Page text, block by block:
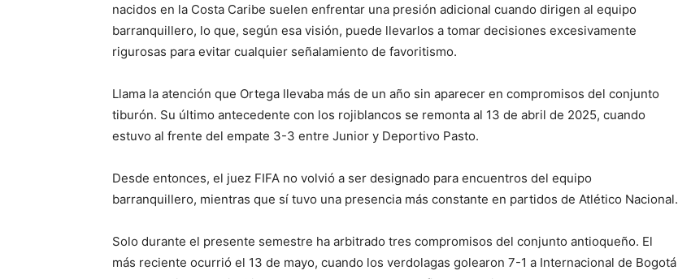
nacidos en la Costa Caribe suelen enfrentar una presión adicional cuando dirigen al equipo
barranquillero, lo que, según esa visión, puede llevarlos a tomar decisiones excesivamente
rigurosas para evitar cualquier señalamiento de favoritismo.
Llama la atención que Ortega llevaba más de un año sin aparecer en compromisos del conjunto
tiburón. Su último antecedente con los rojiblancos se remonta al 13 de abril de 2025, cuando
estuvo al frente del empate 3-3 entre Junior y Deportivo Pasto.
Desde entonces, el juez FIFA no volvió a ser designado para encuentros del equipo
barranquillero, mientras que sí tuvo una presencia más constante en partidos de Atlético Nacional.
Solo durante el presente semestre ha arbitrado tres compromisos del conjunto antioqueño. El
más reciente ocurrió el 13 de mayo, cuando los verdolagas golearon 7-1 a Internacional de Bogotá